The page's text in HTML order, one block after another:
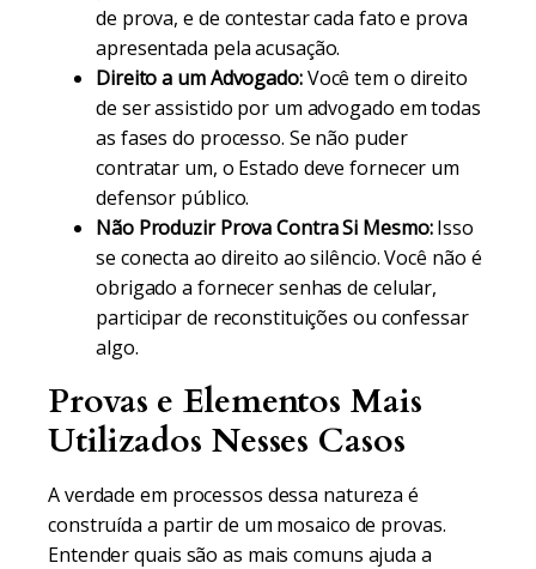
de prova, e de contestar cada fato e prova
apresentada pela acusação.
Direito a um Advogado:Você tem o direito
de ser assistido por um advogado em todas
as fases do processo. Se não puder
contratar um, o Estado deve fornecer um
defensor público.
Não Produzir Prova Contra Si Mesmo:Isso
se conecta ao direito ao silêncio. Você não é
obrigado a fornecer senhas de celular,
participar de reconstituições ou confessar
algo.
Provas e Elementos Mais
Utilizados Nesses Casos
A verdade em processos dessa natureza é
construída a partir de um mosaico de provas.
Entender quais são as mais comuns ajuda a